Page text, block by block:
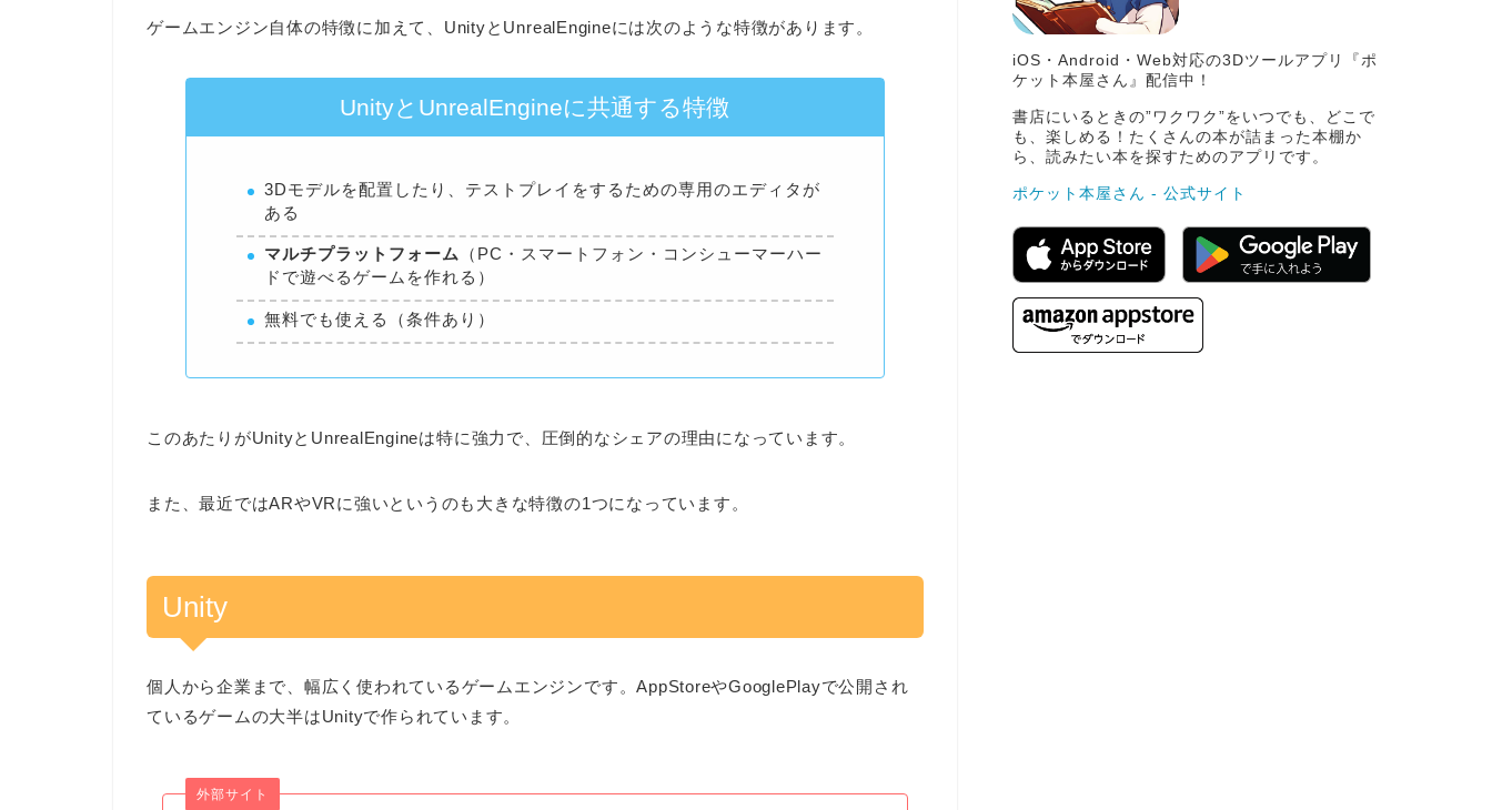
ゲームエンジン自体の特徴に加えて、UnityとUnrealEngineには次のような特徴があります。
UnityとUnrealEngineに共通する特徴
3Dモデルを配置したり、テストプレイをするための専用のエディタが
ある
マルチプラットフォーム
（PC・スマートフォン・コンシューマーハー
ドで遊べるゲームを作れる）
無料でも使える（条件あり）
このあたりがUnityとUnrealEngineは特に強力で、圧倒的なシェアの理由になっています。
また、最近ではARやVRに強いというのも大きな特徴の1つになっています。
Unity
個人から企業まで、幅広く使われているゲームエンジンです。AppStoreやGooglePlayで公開され
ているゲームの大半はUnityで作られています。
外部サイト
iOS・Android・Web対応の3Dツールアプリ『ポ
ケット本屋さん』配信中！
書店にいるときの”ワクワク”をいつでも、どこで
も、楽しめる！たくさんの本が詰まった本棚か
ら、読みたい本を探すためのアプリです。
ポケット本屋さん - 公式サイト